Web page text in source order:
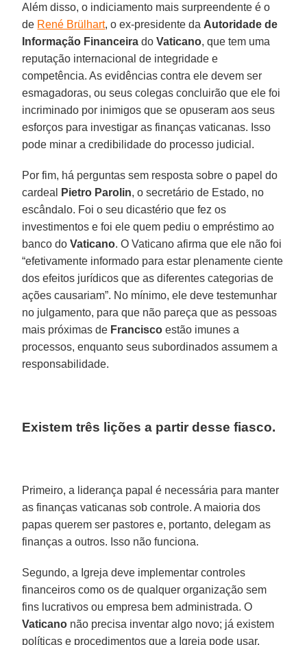
Além disso, o indiciamento mais surpreendente é o
de René Brülhart, o ex-presidente da Autoridade de
Informação Financeira doVaticano, que tem uma
reputação internacional de integridade e
competência. As evidências contra ele devem ser
esmagadoras, ou seus colegas concluirão que ele foi
incriminado por inimigos que se opuseram aos seus
esforços para investigar as finanças vaticanas. Isso
pode minar a credibilidade do processo judicial.
Por fim, há perguntas sem resposta sobre o papel do
cardeal
Pietro Parolin, o secretário de Estado, no
escândalo. Foi o seu dicastério que fez os
investimentos e foi ele quem pediu o empréstimo ao
banco doVaticano. O Vaticano afirma que ele não foi
“efetivamente informado para estar plenamente ciente
dos efeitos jurídicos que as diferentes categorias de
ações causariam”. No mínimo, ele deve testemunhar
no julgamento, para que não pareça que as pessoas
mais próximas de Francisco estão imunes a
processos, enquanto seus subordinados assumem a
responsabilidade.
Existem três lições a partir desse fiasco.
Primeiro, a liderança papal é necessária para manter
as finanças vaticanas sob controle. A maioria dos
papas querem ser pastores e, portanto, delegam as
finanças a outros. Isso não funciona.
Segundo, a Igreja deve implementar controles
financeiros como os de qualquer organização sem
fins lucrativos ou empresa bem administrada. O
Vaticano não precisa inventar algo novo; já existem
políticas e procedimentos que a Igreja pode usar.